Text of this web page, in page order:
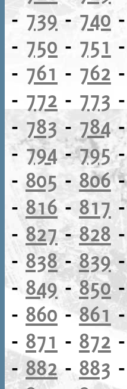
- 739 - 740 -
- 750 - 751 -
- 761 - 762 -
- 772 - 773 -
- 783 - 784
-794-795
- 805 - 806
- 816 - 817
- 827-828 -
- 838-839
- 849 -850
- 860 -861
- 871 - 872 -
- 882- 883 -